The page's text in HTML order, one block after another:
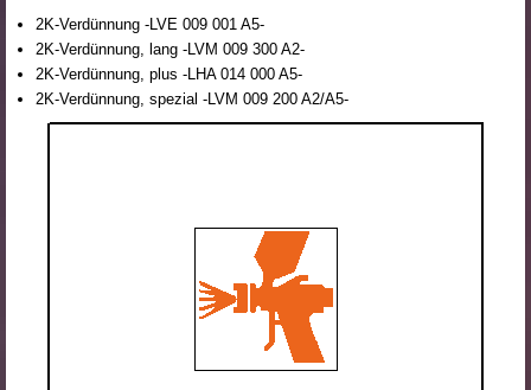
2K-Verdünnung -LVE 009 001 A5-
2K-Verdünnung, lang -LVM 009 300 A2-
2K-Verdünnung, plus -LHA 014 000 A5-
2K-Verdünnung, spezial -LVM 009 200 A2/A5-